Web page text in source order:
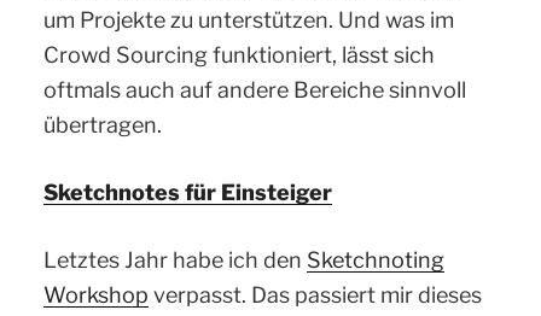
um Projekte zu unterstützen. Und was im
Crowd Sourcing funktioniert, lässt sich
oftmals auch auf andere Bereiche sinnvoll
übertragen.
Sketchnotes für Einsteiger
Letztes Jahr habe ich den Sketchnoting
Workshop verpasst. Das passiert mir dieses